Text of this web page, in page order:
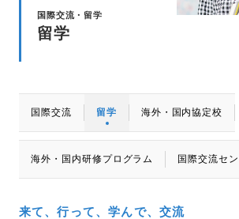
国際交流・留学
留学
国際交流 留学 海外・国内協定校
海外・国内研修プログラム 国際交流セ
来て、行って、学んで、交流